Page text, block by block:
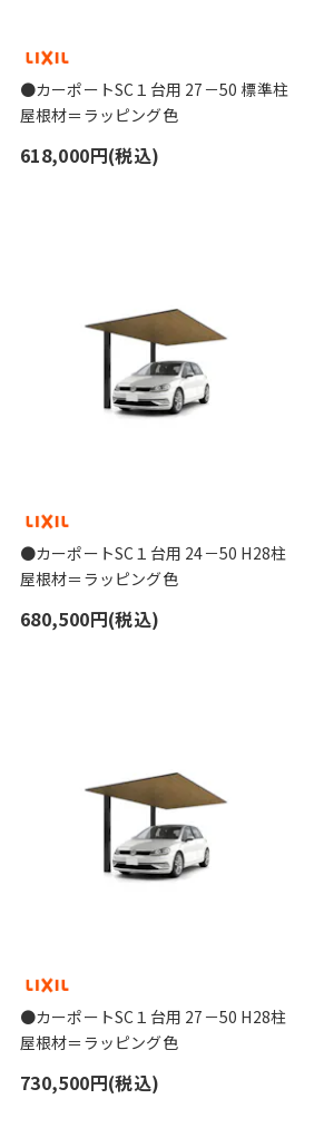
●カーポートSC１台用 27－50 標準柱
屋根材＝ラッピング色
618,000円(税込)
●カーポートSC１台用 24－50 H28柱
屋根材＝ラッピング色
680,500円(税込)
●カーポートSC１台用 27－50 H28柱
屋根材＝ラッピング色
730,500円(税込)